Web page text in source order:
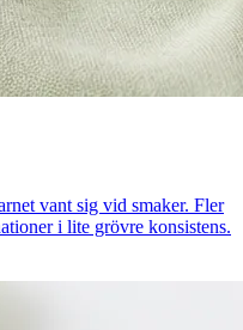
vant sig vid smaker. Fler
i lite grövre konsistens.